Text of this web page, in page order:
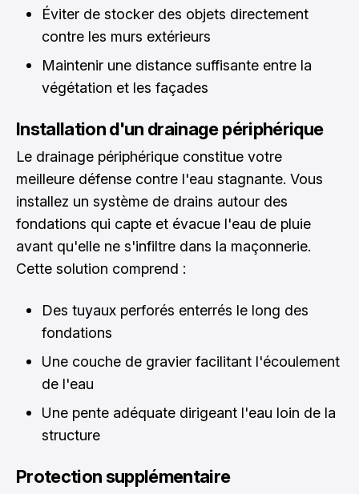
Éviter de stocker des objets directement
contre les murs extérieurs
Maintenir une distance suffisante entre la
végétation et les façades
Installation d'un drainage périphérique
Le drainage périphérique constitue votre
meilleure défense contre l'eau stagnante. Vous
installez un système de drains autour des
fondations qui capte et évacue l'eau de pluie
avant qu'elle ne s'infiltre dans la maçonnerie.
Cette solution comprend :
Des tuyaux perforés enterrés le long des
fondations
Une couche de gravier facilitant l'écoulement
de l'eau
Une pente adéquate dirigeant l'eau loin de la
structure
Protection supplémentaire